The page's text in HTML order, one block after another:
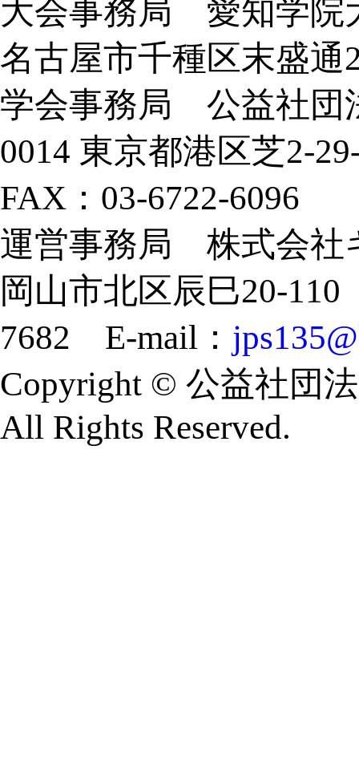
大会事務局 愛知学院
名古屋市千種区末盛
学会事務局 公益社団
0014 東京都港区芝2-
FAX：03-6722-6096
運営事務局 株式会社
岡山市北区辰巳20-
7682 E-mail：
Copyright © 公益社団
All Rights Reserved.